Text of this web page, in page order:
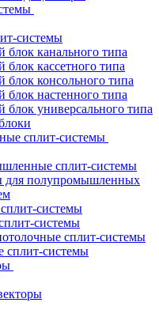
системы
блок канального типа
блок кассетного типа
блок консольного типа
блок настенного типа
блок универсального типа
сплит-системы
сплит-системы
для полупромышленных
системы
системы
сплит-системы
сплит-системы